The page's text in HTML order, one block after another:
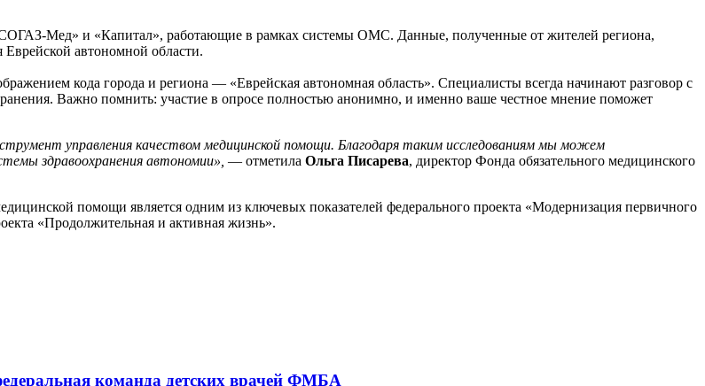
Мед» и «Капитал», работающие в рамках системы ОМС. Данные, полученные от жителей региона,
автономной области.
кода города и региона — «Еврейская автономная область». Специалисты всегда начинают разговор с
Важно помнить: участие в опросе полностью анонимно, и именно ваше честное мнение поможет
управления качеством медицинской помощи. Благодаря таким исследованиям мы можем
здравоохранения автономии», — отметила Ольга Писарева, директор Фонда обязательного медицинского
помощи является одним из ключевых показателей федерального проекта «Модернизация первичного
«Продолжительная и активная жизнь».
команда детских врачей ФМБА